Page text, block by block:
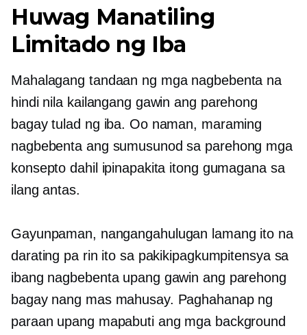
Huwag Manatiling
Limitado ng Iba
Mahalagang tandaan ng mga nagbebenta na
hindi nila kailangang gawin ang parehong
bagay tulad ng iba. Oo naman, maraming
nagbebenta ang sumusunod sa parehong mga
konsepto dahil ipinapakita itong gumagana sa
ilang antas.
Gayunpaman, nangangahulugan lamang ito na
darating pa rin ito sa pakikipagkumpitensya sa
ibang nagbebenta upang gawin ang parehong
bagay nang mas mahusay. Paghahanap ng
paraan upang mapabuti ang mga background